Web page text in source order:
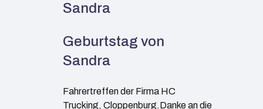
Sandra
Geburtstag von
Sandra
Fahrertreffen der Firma HC
Trucking, Cloppenburg.Danke an die